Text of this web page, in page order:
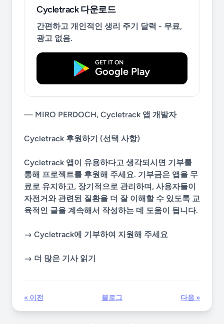
Cycletrack 다운로드
간편하고 개인적인 생리 주기 달력 - 무료,
광고 없음.
GET IT ON
Google Play
— MIRO PERDOCH, Cycletrack 앱 개발자
Cycletrack 후원하기 (선택 사항)
Cycletrack 앱이 유용하다고 생각되시면 기부를
통해 프로젝트를 후원해 주세요. 기부금은 앱을 무
료로 유지하고, 장기적으로 관리하며, 사용자들이
자전거와 관련된 질환을 더 잘 이해할 수 있도록 교
육적인 글을 계속해서 작성하는 데 도움이 됩니다.
→ Cycletrack에 기부하여 지원해 주세요
→ 더 많은 기사 읽기
« 이전 블로그 다음 »